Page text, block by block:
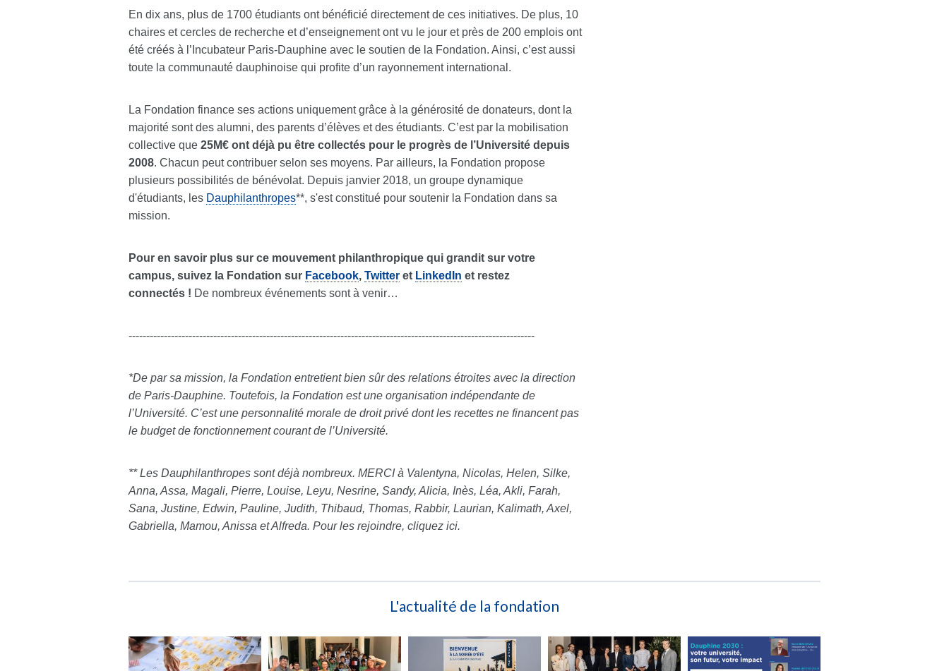
En dix ans, plus de 1700 étudiants ont bénéficié directement de ces initiatives. De plus, 10
chaires et cercles de recherche et d’enseignement ont vu le jour et près de 200 emplois ont
été créés à l’Incubateur Paris-Dauphine avec le soutien de la Fondation. Ainsi, c’est aussi
toute la communauté dauphinoise qui profite d’un rayonnement international.
La Fondation finance ses actions uniquement grâce à la générosité de donateurs, dont la
majorité sont des alumni, des parents d’élèves et des étudiants. C’est par la mobilisation
collective que 25M€ ont déjà pu être collectés pour le progrès de l’Université depuis
2008. Chacun peut contribuer selon ses moyens. Par ailleurs, la Fondation propose
plusieurs possibilités de bénévolat. Depuis janvier 2018, un groupe dynamique
d'étudiants, les Dauphilanthropes**, s'est constitué pour soutenir la Fondation dans sa
mission.
Pour en savoir plus sur ce mouvement philanthropique qui grandit sur votre
campus, suivez la Fondation sur Facebook, Twitter et LinkedIn et restez
connectés ! De nombreux événements sont à venir…
-------------------------------------------------------------------------------------------------------------------
*De par sa mission, la Fondation entretient bien sûr des relations étroites avec la direction
de Paris-Dauphine. Toutefois, la Fondation est une organisation indépendante de
l’Université. C’est une personnalité morale de droit privé dont les recettes ne financent pas
le budget de fonctionnement courant de l’Université.
** Les Dauphilanthropes sont déjà nombreux. MERCI à Valentyna, Nicolas, Helen, Silke,
Anna, Assa, Magali, Pierre, Louise, Leyu, Nesrine, Sandy, Alicia, Inès, Léa, Akli, Farah,
Sana, Justine, Edwin, Pauline, Judith, Thibaud, Thomas, Rabbir, Laurian, Kalimath, Axel,
Gabriella, Mamou, Anissa et Alfreda. Pour les rejoindre, cliquez ici.
L'actualité de la fondation